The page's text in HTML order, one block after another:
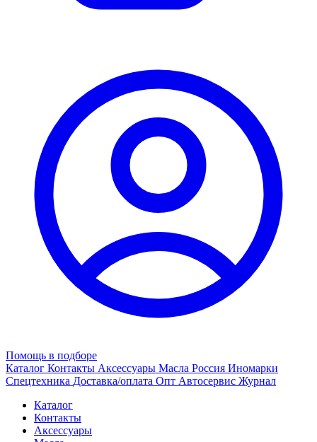
Помощь в подборе
Каталог Контакты Аксессуары Масла Россия Иномарки
Спецтехника Доставка/оплата Опт Автосервис Журнал
Каталог
Контакты
Аксессуары